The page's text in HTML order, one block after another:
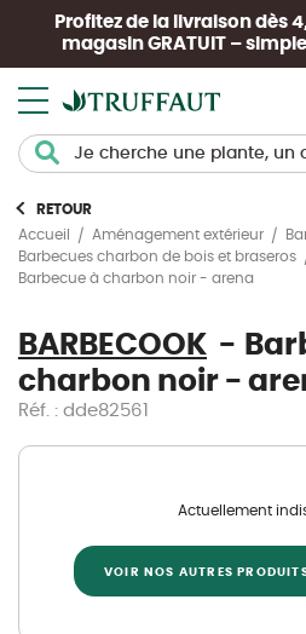
Profitez de la livraison dès
magasin GRATUIT –
RETOUR
Accueil
Aménagement extérieur
Barbecues charbon de bois et braseros
Barbecue à charbon noir - arena
BARBECOOK
charbon noir -
Réf. : dde82561
Actuellement
VOIR NOS AUTRES